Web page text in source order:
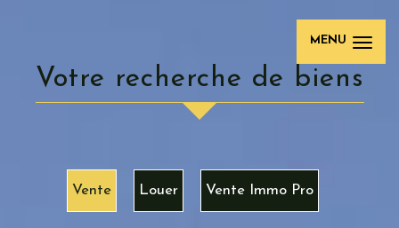
MENU
Votre recherche de biens
Vente Louer Vente Immo Pro